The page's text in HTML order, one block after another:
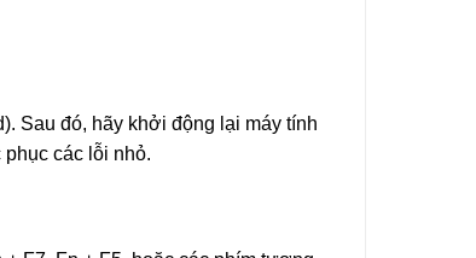
Sau đó, hãy khởi động lại máy tính
các lỗi nhỏ.